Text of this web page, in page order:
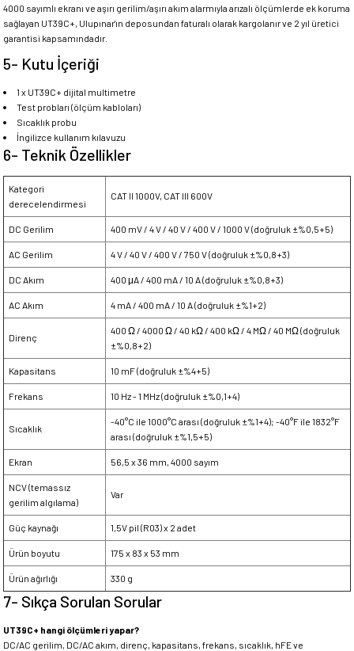
4000 sayımlı ekranı ve aşırı gerilim/aşırı akım alarmıyla arızalı ölçümlerde ek koruma
sağlayan UT39C+, Ulupınar'ın deposundan faturalı olarak kargolanır ve 2 yıl üretici
garantisi kapsamındadır.
5- Kutu İçeriği
1 x UT39C+ dijital multimetre
Test probları (ölçüm kabloları)
Sıcaklık probu
İngilizce kullanım kılavuzu
6- Teknik Özellikler
Kategori
derecelendirmesi
CAT II 1000V, CAT III 600V
DC Gerilim 400 mV / 4 V / 40 V / 400 V / 1000 V (doğruluk ±%0,5+5)
AC Gerilim 4 V / 40 V / 400 V / 750 V (doğruluk ±%0,8+3)
DC Akım 400 μA / 400 mA / 10 A (doğruluk ±%0,8+3)
AC Akım 4 mA / 400 mA / 10 A (doğruluk ±%1+2)
Direnç
400 Ω / 4000 Ω / 40 kΩ / 400 kΩ / 4 MΩ / 40 MΩ (doğruluk
±%0,8+2)
Kapasitans 10 mF (doğruluk ±%4+5)
Frekans 10 Hz - 1 MHz (doğruluk ±%0,1+4)
Sıcaklık
-40°C ile 1000°C arası (doğruluk ±%1+4); -40°F ile 1832°F
arası (doğruluk ±%1,5+5)
Ekran 56,5 x 36 mm, 4000 sayım
NCV (temassız
gerilim algılama)
Var
Güç kaynağı 1,5V pil (R03) x 2 adet
Ürün boyutu 175 x 83 x 53 mm
Ürün ağırlığı 330 g
7- Sıkça Sorulan Sorular
UT39C+ hangi ölçümleri yapar?
DC/AC gerilim, DC/AC akım, direnç, kapasitans, frekans, sıcaklık, hFE ve